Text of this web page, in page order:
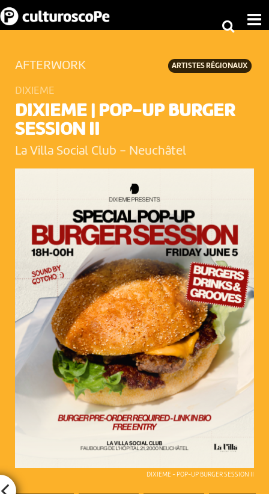
DIXIEME - POP-UP BURGER SESSION II
ARTISTES RÉGIONAUX
AFTERWORK
DIXIEME
DIXIEME | POP-UP BURGER
SESSION II
La Villa Social Club - Neuchâtel